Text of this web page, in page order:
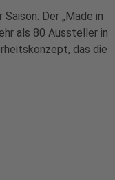
Der „Made in
als 80 Aussteller in
das die